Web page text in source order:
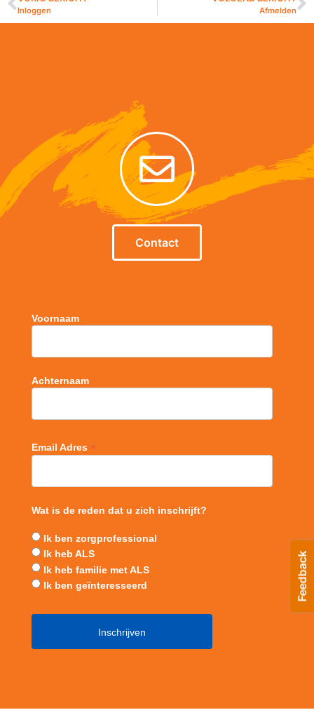
Inloggen Afmelden
Contact
Voornaam
Achternaam
Email Adres *
Wat is de reden dat u zich inschrijft?
Ik ben zorgprofessional
Ik heb ALS
Ik heb familie met ALS
Ik ben geïnteresseerd